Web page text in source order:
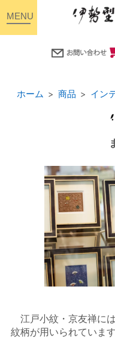
ホーム 商品 イン
江戸小紋・京友禅に
紋柄が用いられていま
toggle
navigation